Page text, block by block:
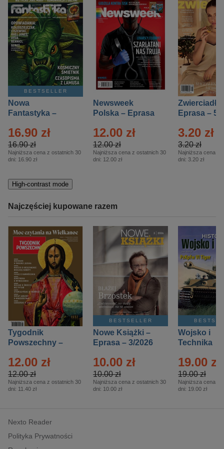
BESTSELLER
Nowa
Fantastyka –
16.90 zł
16.90 zł
Najniższa cena z ostatnich 30
dni: 16.90 zł
Newsweek
Polska – Eprasa
12.00 zł
12.00 zł
Najniższa cena z ostatnich 30
dni: 12.00 zł
Zwierciadło
Eprasa – 5/
3.20 zł
3.20 zł
Najniższa cena z
dni: 3.20 zł
High-contrast mode
Najczęściej kupowane razem
Tygodnik
Powszechny –
12.00 zł
12.00 zł
Najniższa cena z ostatnich 30
dni: 11.40 zł
BESTSELLER
Nowe Książki –
Eprasa – 3/2026
10.00 zł
10.00 zł
Najniższa cena z ostatnich 30
dni: 10.00 zł
Wojsko i
Technika
– 2/2026
19.00 zł
19.00 zł
Najniższa cena z
dni: 19.00 zł
Nexto Reader
Polityka Prywatności